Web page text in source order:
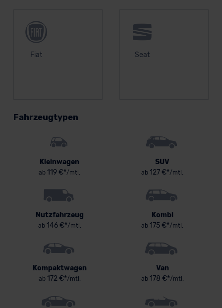
Fiat Seat
Fahrzeugtypen
Kleinwagen
ab 119 €*/mtl.
SUV
ab 127 €*/mtl.
Nutzfahrzeug
ab146 €*/mtl.
Kombi
ab 175 €*/mtl.
Kompaktwagen
ab172 €*/mtl.
Van
ab178 €*/mtl.